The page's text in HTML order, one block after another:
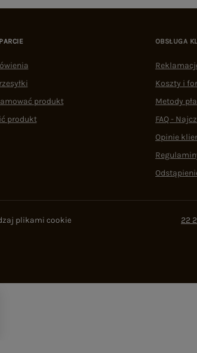
produkt
produkt
OBSŁUGA
Koszty i
Metody
FAQ -
Opinie
plikami cookie 22